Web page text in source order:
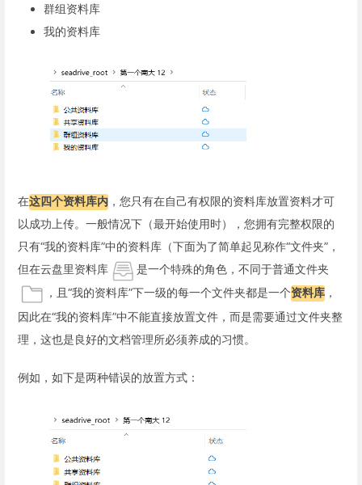
群组资料库
我的资料库
在这四个资料库内 ，您只有在自己有权限的资料库放置资料才可
以成功上传。一般情况下（最开始使用时），您拥有完整权限的
只有“我的资料库”中的资料库（下面为了简单起见称作“文件夹”，
但在云盘里资料库
是一个特殊的角色，不同于普通文件夹
，且“我的资料库”下一级的每一个文件夹都是一个资料库 ，
因此在“我的资料库”中不能直接放置文件，而是需要通过文件夹整
理，这也是良好的文档管理所必须养成的习惯。
例如，如下是两种错误的放置方式：